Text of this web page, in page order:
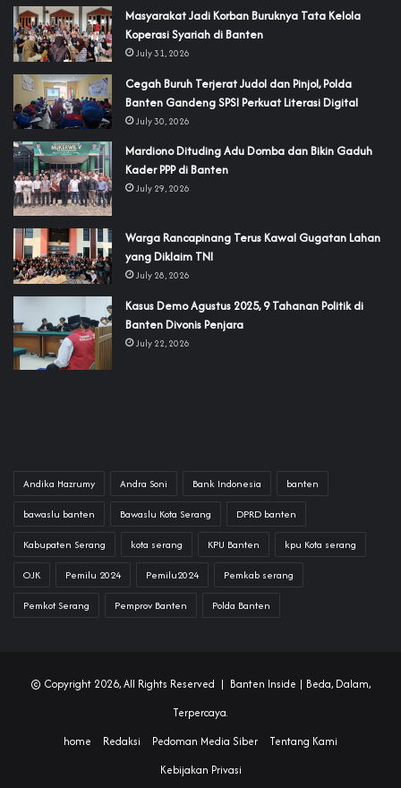
‎Masyarakat Jadi Korban Buruknya Tata Kelola
Koperasi Syariah di Banten
July 31, 2026
Cegah Buruh Terjerat Judol dan Pinjol, Polda
Banten Gandeng SPSI Perkuat Literasi Digital
July 30, 2026
‎Mardiono Dituding Adu Domba dan Bikin Gaduh
Kader PPP di Banten
July 29, 2026
‎Warga Rancapinang Terus Kawal Gugatan Lahan
yang Diklaim TNI‎‎
July 28, 2026
‎Kasus Demo Agustus 2025, 9 Tahanan Politik di
Banten Divonis Penjara
July 22, 2026
Andika Hazrumy Andra Soni Bank Indonesia banten
bawaslu banten Bawaslu Kota Serang DPRD banten
Kabupaten Serang kota serang KPU Banten kpu Kota serang
OJK Pemilu 2024 Pemilu2024 Pemkab serang
Pemkot Serang Pemprov Banten Polda Banten
© Copyright 2026, All Rights Reserved | Banten Inside | Beda, Dalam,
Terpercaya.
home
Redaksi Pedoman Media Siber
Tentang Kami
Kebijakan Privasi